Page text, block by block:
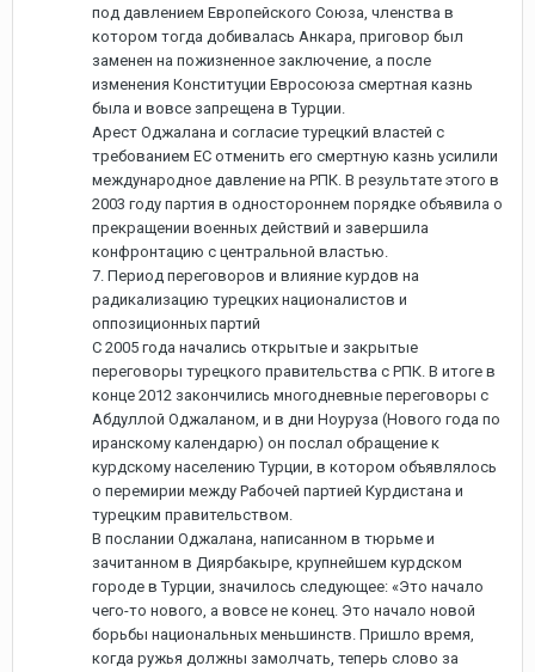
под давлением Европейского Союза, членства в
котором тогда добивалась Анкара, приговор был
заменен на пожизненное заключение, а после
изменения Конституции Евросоюза смертная казнь
была и вовсе запрещена в Турции.
Арест Оджалана и согласие турецкий властей с
требованием ЕС отменить его смертную казнь усилили
международное давление на РПК. В результате этого в
2003 году партия в одностороннем порядке объявила о
прекращении военных действий и завершила
конфронтацию с центральной властью.
7. Период переговоров и влияние курдов на
радикализацию турецких националистов и
оппозиционных партий
С 2005 года начались открытые и закрытые
переговоры турецкого правительства с РПК. В итоге в
конце 2012 закончились многодневные переговоры с
Абдуллой Оджаланом, и в дни Ноуруза (Нового года по
иранскому календарю) он послал обращение к
курдскому населению Турции, в котором объявлялось
о перемирии между Рабочей партией Курдистана и
турецким правительством.
В послании Оджалана, написанном в тюрьме и
зачитанном в Диярбакыре, крупнейшем курдском
городе в Турции, значилось следующее: «Это начало
чего-то нового, а вовсе не конец. Это начало новой
борьбы национальных меньшинств. Пришло время,
когда ружья должны замолчать, теперь слово за